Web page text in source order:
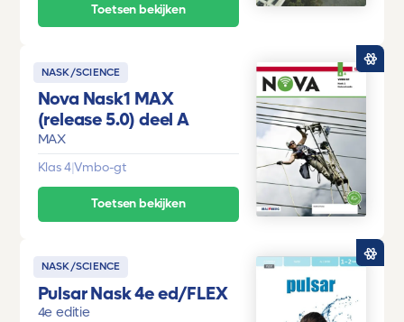
Toetsen bekijken
NASK/SCIENCE
Nova Nask1 MAX
(release 5.0) deel A
MAX
Klas 4|Vmbo-gt
Toetsen bekijken
NASK/SCIENCE
Pulsar Nask 4e ed/FLEX
4e editie